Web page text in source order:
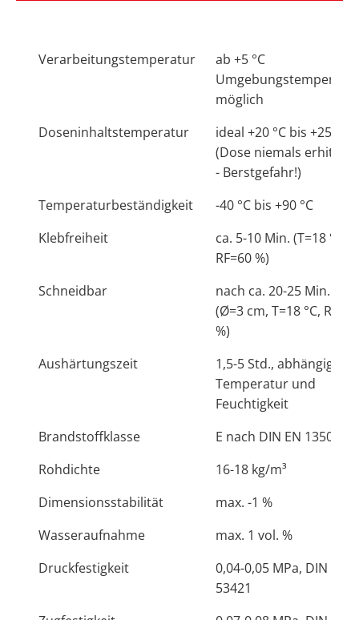
Verarbeitungstemperatur
ab +5 °C
Umgebungstemperatur
möglich
Doseninhaltstemperatur
ideal +20 °C bis +25 °C
(Dose niemals erhitzen
- Berstgefahr!)
Temperaturbeständigkeit
-40 °C bis +90 °C
Klebfreiheit
ca. 5-10 Min. (T=18 °C,
RF=60 %)
Schneidbar
nach ca. 20-25 Min.
(Ø=3 cm, T=18 °C, RF=60
%)
Aushärtungszeit
1,5-5 Std., abhängig von
Temperatur und
Feuchtigkeit
Brandstoffklasse
E nach DIN EN 13501- 1
Rohdichte
16-18 kg/m³
Dimensionsstabilität
max. -1 %
Wasseraufnahme
max. 1 vol. %
Druckfestigkeit
0,04-0,05 MPa, DIN
53421